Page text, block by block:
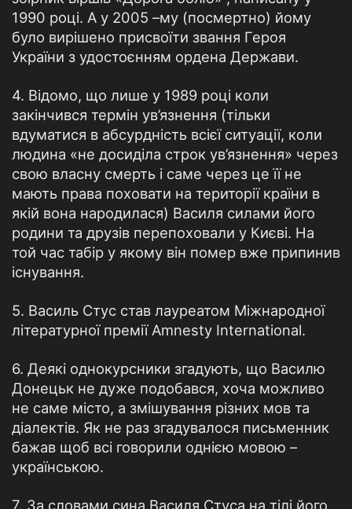
1990 році. А у 2005 –му (посмертно) йому
було вирішено присвоїти звання Героя
України з удостоєнням ордена Держави.
4. Відомо, що лише у 1989 році коли
закінчився термін ув’язнення (тільки
вдуматися в абсурдність всієї ситуації, коли
людина «не досиділа строк ув’язнення» через
свою власну смерть і саме через це її не
мають права поховати на території країни в
якій вона народилася) Василя силами його
родини та друзів перепоховали у Києві. На
той час табір у якому він помер вже припинив
існування.
5. Василь Стус став лауреатом Міжнародної
літературної премії Amnesty International.
6. Деякі однокурсники згадують, що Василю
Донецьк не дуже подобався, хоча можливо
не саме місто, а змішування різних мов та
діалектів. Як не раз згадувалося письменник
бажав щоб всі говорили однією мовою –
українською.
7. За словами сина Василя Стуса на тілі його